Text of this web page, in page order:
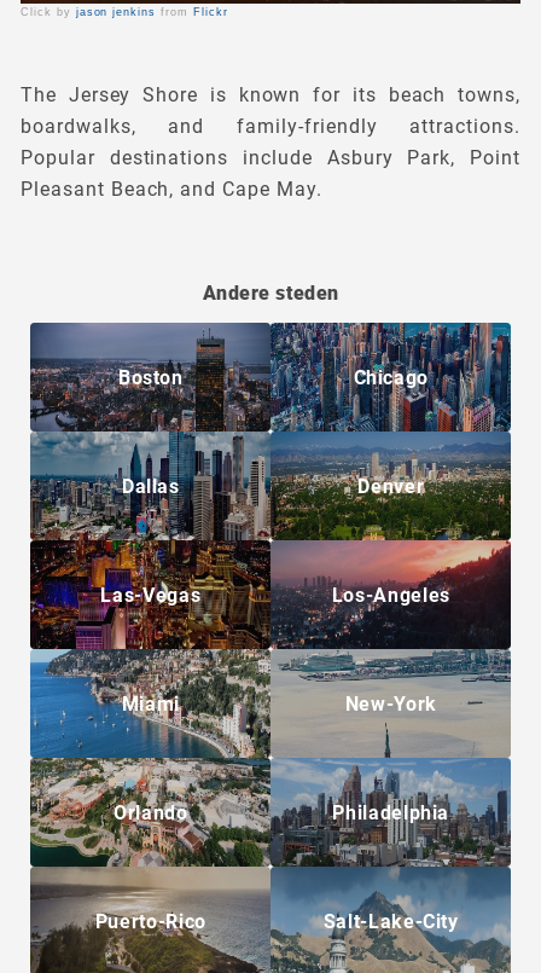
Click by jason jenkinsfrom Flickr
The Jersey Shore is known for its beach towns,
boardwalks, and family-friendly attractions.
Popular destinations include Asbury Park, Point
Pleasant Beach, and Cape May.
Andere steden
Boston Chicago
Dallas Denver
Las-Vegas Los-Angeles
Miami New-York
Orlando Philadelphia
Puerto-Rico Salt-Lake-City